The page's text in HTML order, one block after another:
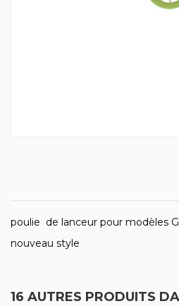
poulie de lanceur pour modèles
nouveau style
16 AUTRES PRODUITS